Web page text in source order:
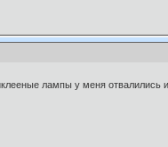
лампы у меня отвалились